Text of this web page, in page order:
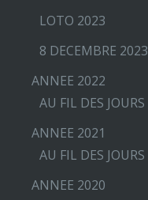
LOTO 2023
8 DECEMBRE 2023
ANNEE 2022
AU FIL DES JOURS
ANNEE 2021
AU FIL DES JOURS
ANNEE 2020